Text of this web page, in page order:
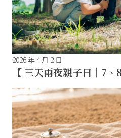
2026 年 4 月 2 日
【 三天兩夜親子日｜7、